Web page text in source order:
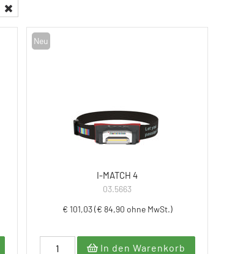
Neu
I-MATCH 4
03.5663
€ 101,03 (€ 84,90 ohne MwSt.)
In den Warenkorb